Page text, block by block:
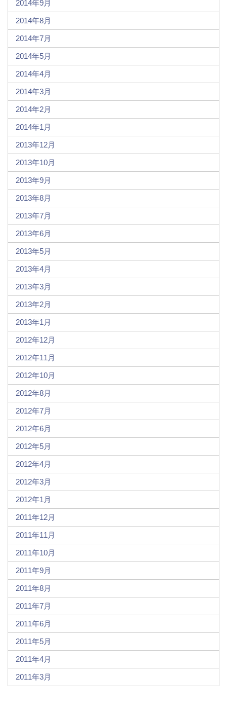
2014年9月
2014年8月
2014年7月
2014年5月
2014年4月
2014年3月
2014年2月
2014年1月
2013年12月
2013年10月
2013年9月
2013年8月
2013年7月
2013年6月
2013年5月
2013年4月
2013年3月
2013年2月
2013年1月
2012年12月
2012年11月
2012年10月
2012年8月
2012年7月
2012年6月
2012年5月
2012年4月
2012年3月
2012年1月
2011年12月
2011年11月
2011年10月
2011年9月
2011年8月
2011年7月
2011年6月
2011年5月
2011年4月
2011年3月